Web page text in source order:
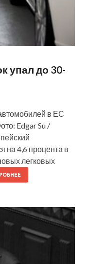
упал до 30-
в ЕС
Edgar Su /
на 4,6 процента в
легковых